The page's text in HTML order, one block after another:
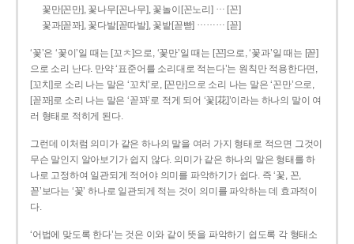
꽃만[꼰만], 꽃나무[꼰나무], 꽃놀이[꼰노리] … [꼰]
꽃과[꼳꽈], 꽃다발[꼳따발], 꽃밭[꼳빧] ……… [꼳]
‘꽃’은 ‘꽃이’일 때는 [꼬ㅊ]으로, ‘꽃만’일 때는 [꼰]으로, ‘꽃과’일 때는 [꼳]
으로 소리 난다. 만약 ‘표준어를 소리대로 적는다’는 원칙만 적용한다면,
[꼬치]로 소리 나는 말은 ‘꼬치’로, [꼰만]으로 소리 나는 말은 ‘꼰만’으로,
[꼳꽈]로 소리 나는 말은 ‘꼳꽈’로 적게 되어 ‘꽃[花]’이라는 하나의 말이 여
러 형태로 적히게 된다.
그런데 이처럼 의미가 같은 하나의 말을 여러 가지 형태로 적으면 그것이
무슨 말인지 알아보기가 쉽지 않다. 의미가 같은 하나의 말은 형태를 하
나로 고정하여 일관되게 적어야 의미를 파악하기가 쉽다. 즉 ‘꽃, 꼰,
꼳’보다는 ‘꽃’ 하나로 일관되게 적는 것이 의미를 파악하는 데 효과적이
다.
‘어법에 맞도록 한다’는 것은 이와 같이 뜻을 파악하기 쉽도록 각 형태소